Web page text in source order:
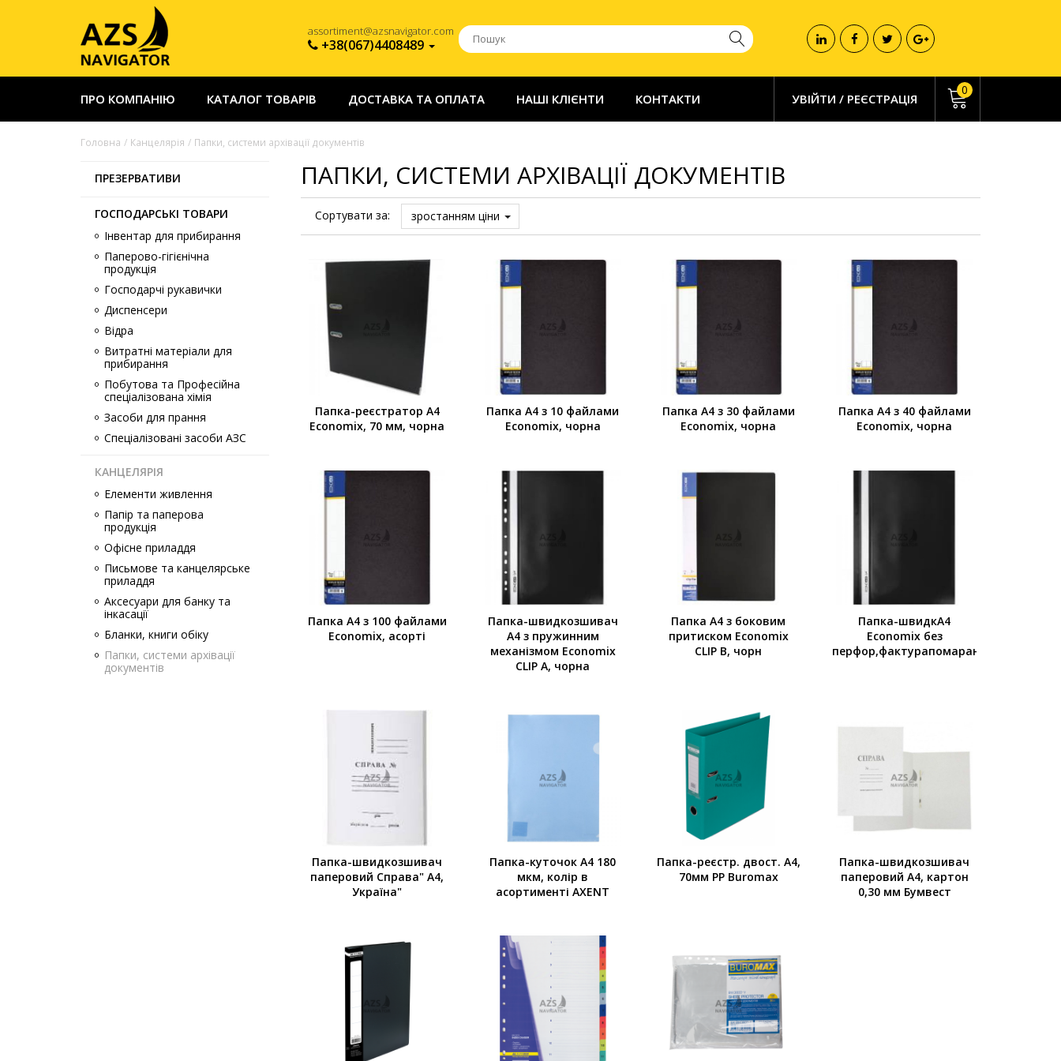
assortiment@azsnavigator.com
+38(067)4408489
ПРО КОМПАНІЮ КАТАЛОГ ТОВАРІВ ДОСТАВКА ТА ОПЛАТА НАШІ КЛІЄНТИ КОНТАКТИ УВІЙТИ / РЕЄСТРАЦІЯ
0
Головна Канцелярія Папки, системи архівації документів
ПРЕЗЕРВАТИВИ
ГОСПОДАРСЬКІ ТОВАРИ
Інвентар для прибирання
Паперово-гігієнічна
продукція
Господарчі рукавички
Диспенсери
Відра
Витратні матеріали для
прибирання
Побутова та Професійна
спеціалізована хімія
Засоби для прання
Спеціалізовані засоби АЗС
КАНЦЕЛЯРІЯ
Елементи живлення
Папір та паперова
продукція
Офісне приладдя
Письмове та канцелярське
приладдя
Аксесуари для банку та
інкасації
Бланки, книги обіку
Папки, системи архівації
документів
ПАПКИ, СИСТЕМИ АРХІВАЦІЇ ДОКУМЕНТІВ
Сортувати за: зростанням ціни
Папка-реєстратор А4
Economix, 70 мм, чорна
Папка А4 з 10 файлами
Economix, чорна
Папка А4 з 30 файлами
Economix, чорна
Папка А4 з 40 файлами
Economix, чорна
Папка А4 з 100 файлами
Economix, асорті
Папка-швидкозшивач
А4 з пружинним
механізмом Economix
CLIP A, чорна
Папка А4 з боковим
притиском Economix
CLIP В, чорн
Папка-швидкА4
Economix без
перфор,фактурапомаранч"чорна"
Папка-швидкозшивач
паперовий Справа" A4,
Україна"
Папка-куточок А4 180
мкм, колір в
асортименті AXENT
Папка-реєстр. двост. А4,
70мм PP Buromax
Папка-швидкозшивач
паперовий A4, картон
0,30 мм Бумвест